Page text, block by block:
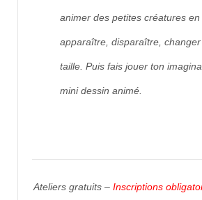
animer des petites créatures
apparaître, disparaître,
taille. Puis fais jouer ton
mini dessin animé.
Ateliers gratuits – Inscriptions